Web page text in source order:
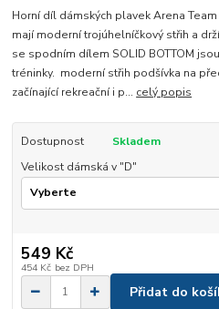
Horní díl dámských plavek Arena
mají moderní trojúhelníčkový střih a
se spodním dílem SOLID BOTTOM
tréninky. moderní střih podšívka na
začínající rekreační i p... celý popis
Dostupnost
Skladem
Velikost dámská v "D"
549 Kč
454 Kč bez DPH
Přidat do